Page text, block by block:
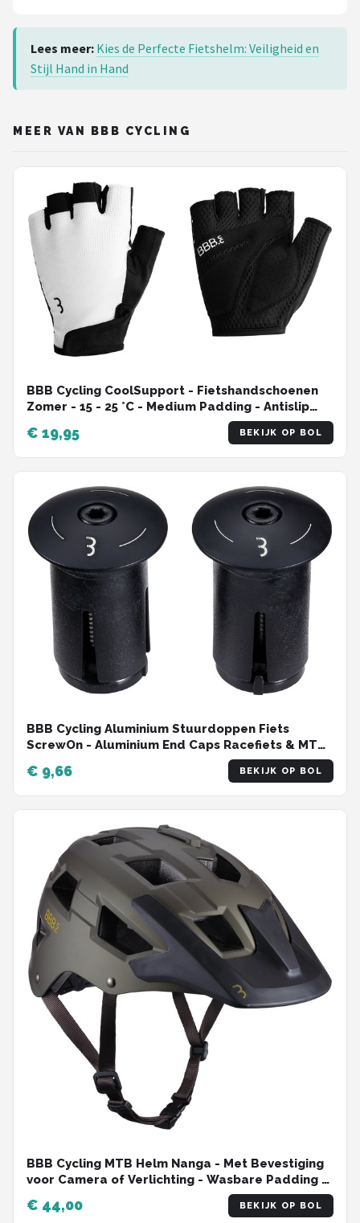
Lees meer: Kies de Perfecte Fietshelm: Veiligheid en
Stijl Hand in Hand
MEER VAN BBB CYCLING
BBB Cycling CoolSupport - Fietshandschoenen
Zomer - 15 - 25 °C - Medium Padding - Antislip
Handpalm - Unisex Wielrenhandschoenen - Wit
€ 19,95 BEKIJK OP BOL
BBB Cycling Aluminium Stuurdoppen Fiets
ScrewOn - Aluminium End Caps Racefiets & MTB
- Voor ⌀ 18 - 22mm Sturen - 2 stuks - Zwart -
BHT-97
€ 9,66 BEKIJK OP BOL
BBB Cycling MTB Helm Nanga - Met Bevestiging
voor Camera of Verlichting - Wasbare Padding -
Fietshelm Volwassenen: Heren & Dames - Mat
Olijf Groen - L - BHE-54
€ 44,00 BEKIJK OP BOL